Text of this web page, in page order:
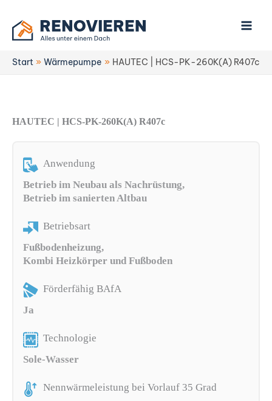
Inhalt
springen
Start Wärmepumpe HAUTEC | HCS-PK-260K(A) R407c
HAUTEC | HCS-PK-260K(A) R407c
Anwendung
Betrieb im Neubau als Nachrüstung,
Betrieb im sanierten Altbau
Betriebsart
Fußbodenheizung,
Kombi Heizkörper und Fußboden
Förderfähig BAfA
Ja
Technologie
Sole-Wasser
Nennwärmeleistung bei Vorlauf 35 Grad